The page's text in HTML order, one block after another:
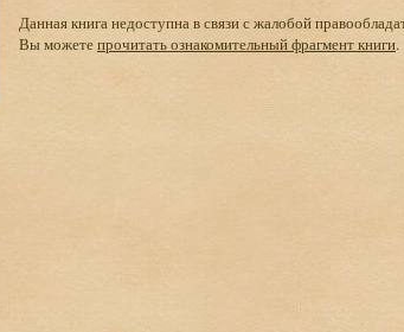
Данная книга недоступна в связи с жалобой
Вы можетепрочитать ознакомительный фрагмент книги.